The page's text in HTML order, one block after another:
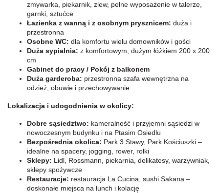
zmywarka,
piekarnik, zlew, pełne wyposażenie w talerze,
garnki, sztućce
Łazienka z wanną i z osobnym prysznicem: duża i
przestronna
Osobne WC: dla komfortu wielu domowników i gości
Duża sypialnia: z komfortowym, dużym łóżkiem 200 x 200
cm
Gabinet do pracy / Pokój z balkonem
Duża garderoba: przestronna szafa wewnętrzna na
odzież, obuwie i przechowywanie
Lokalizacja i udogodnienia w okolicy:
Dobre sąsiedztwo: kameralność i przyjemni sąsiedzi w
nowoczesnym budynku i na Ptasim Osiedlu
Bezpośrednia okolica: Park 3 Stawy, Park Kościuszki –
idealne na spacery, jogging, rower, rolki
Sklepy: Lidl, Rossmann, piekarnia, delikatesy, warzywniak,
sklepy spożywcze
Restauracje: restauracja La Cucina, sushi Sakana –
doskonałe miejsca na lunch i kolację